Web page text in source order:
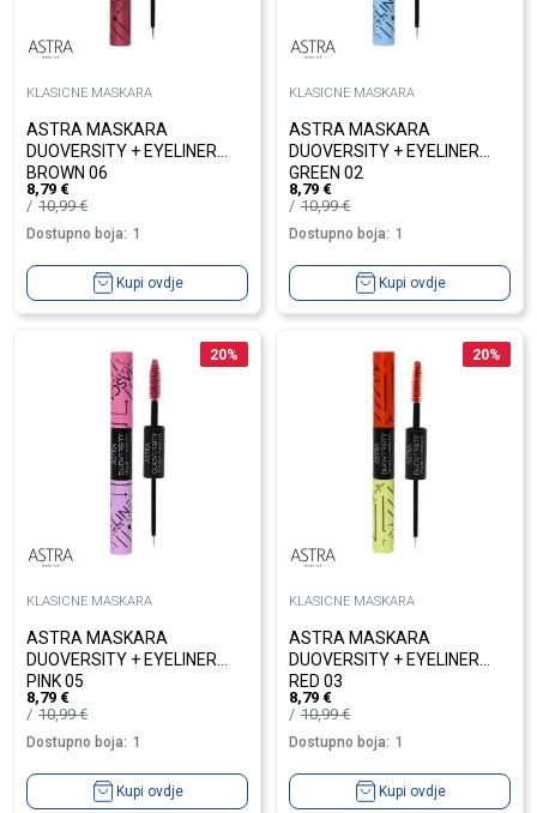
KLASICNE MASKARA
ASTRA MASKARA
DUOVERSITY + EYELINER
BROWN 06
8,79 €
10,99€
Dostupno boja: 1
Kupi ovdje
KLASICNE MASKARA
ASTRA MASKARA
DUOVERSITY + EYELINER
GREEN 02
8,79 €
10,99€
Dostupno boja: 1
Kupi ovdje
20%
KLASICNE MASKARA
ASTRA MASKARA
DUOVERSITY + EYELINER
PINK 05
8,79 €
10,99€
Dostupno boja: 1
Kupi ovdje
20%
KLASICNE MASKARA
ASTRA MASKARA
DUOVERSITY + EYELINER
RED 03
8,79 €
10,99€
Dostupno boja: 1
Kupi ovdje